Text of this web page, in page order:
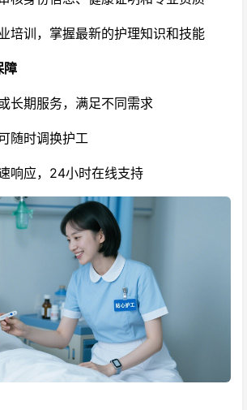
培训，掌握最新的护理知识和技能
障
长期服务，满足不同需求
随时调换护工
响应，24小时在线支持